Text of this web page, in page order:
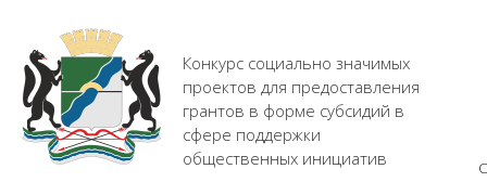
Конкурс социально значимых
проектов для предоставления
грантов в форме субсидий в
сфере поддержки
общественных инициатив